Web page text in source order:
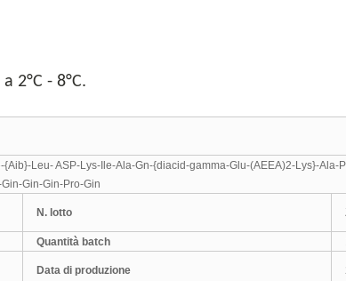
2°C - 8°C.
Leu- ASP-Lys-Ile-Ala-Gn-{diacid-gamma-Glu-(AEEA)2-Lys}-
Gin-Gin-Pro-Gin
N. lotto
Quantità batch
Data di produzione